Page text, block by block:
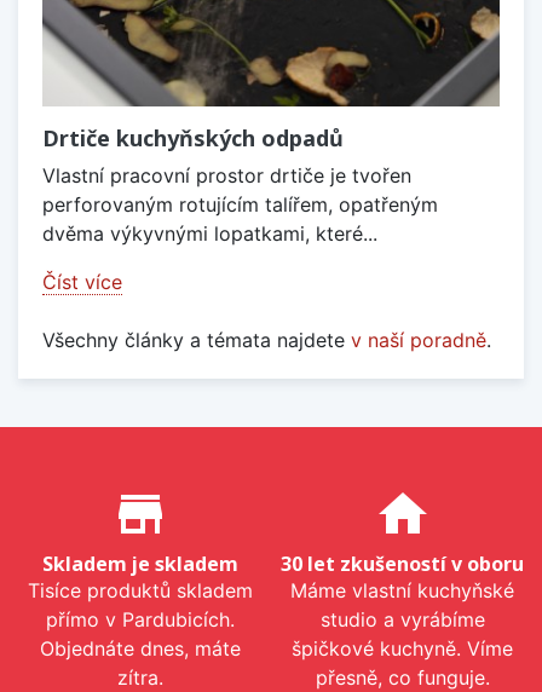
Drtiče kuchyňských odpadů
Vlastní pracovní prostor drtiče je tvořen
perforovaným rotujícím talířem, opatřeným
dvěma výkyvnými lopatkami, které...
Číst více
Všechny články a témata najdete v naší poradně.
Proč nakupovat u nás?
store_mall_directory
Skladem je skladem
Tisíce produktů skladem
přímo v Pardubicích.
Objednáte dnes, máte
zítra.
home
30 let zkušeností v oboru
Máme vlastní kuchyňské
studio a vyrábíme
špičkové kuchyně. Víme
přesně, co funguje.